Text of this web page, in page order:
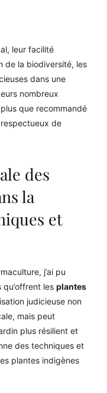
leur facilité
de la biodiversité, les
dans une
nombreux
que recommandé
de
des
la
et
j’ai pu
les plantes
judicieuse non
mais peut
plus résilient et
des techniques et
plantes indigènes